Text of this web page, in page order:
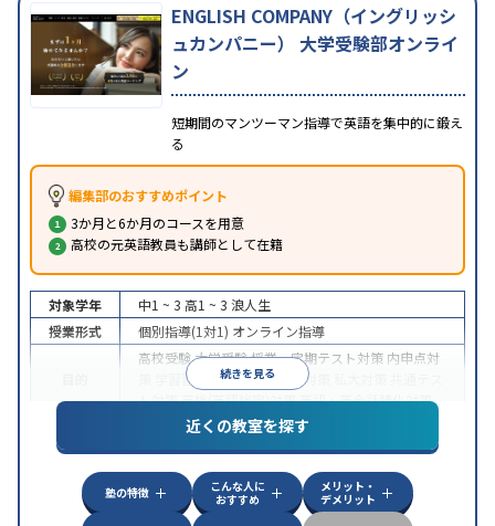
ENGLISH COMPANY（イングリッシ
ュカンパニー） 大学受験部オンライ
ン
短期間のマンツーマン指導で英語を集中的に鍛え
る
編集部のおすすめポイント
3か月と6か月のコースを用意
高校の元英語教員も講師として在籍
続きを見る
対象学年 中1 ~ 3 高1 ~ 3 浪人生
授業形式
個別指導(1対1) オンライン指導
高校受験大学受験授業・定期テスト対策 内申点対
学習習慣の定着国公立大対策
ト対策英検(英語検定)対策英語・英会話特化対策
特徴
中高一貫校生に対応授業の振替可能
学習にPC・タブレットを利用オンライン対応1
科目から受講可能
近くの教室を探す
塾の特徴
こんな人に
おすすめ
メリット・
デメリット